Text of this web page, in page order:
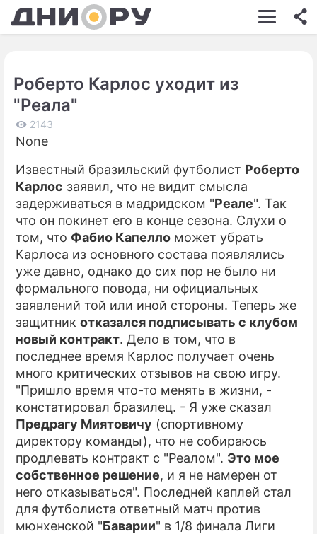
ШОУ-БИЗНЕС
КИНО
ЭКОНОМИКА
ПРОИСШЕСТВИЯ
СОННИК
СТИЛЬ ЖИЗНИ
СЕРИАЛЫ
ПРЕСС-РЕЛИЗЫ
О ПРОЕКТЕ
Роберто Карлос уходит из
"Реала"
2143
None
Известный бразильский футболист Роберто
Карлос заявил, что не видит смысла
задерживаться в мадридском "Реале". Так
что он покинет его в конце сезона. Слухи о
том, что Фабио Капелло может убрать
Карлоса из основного состава появлялись
уже давно, однако до сих пор не было ни
формального повода, ни официальных
заявлений той или иной стороны. Теперь же
защитник отказался подписывать с клубом
новый контракт. Дело в том, что в
последнее время Карлос получает очень
много критических отзывов на свою игру.
"Пришло время что-то менять в жизни, -
констатировал бразилец. - Я уже сказал
Предрагу Миятовичу (спортивному
директору команды), что не собираюсь
продлевать контракт с "Реалом". Это мое
собственное решение, и я не намерен от
него отказываться". Последней каплей стал
для футболиста ответный матч против
мюнхенской "Баварии" в 1/8 финала Лиги